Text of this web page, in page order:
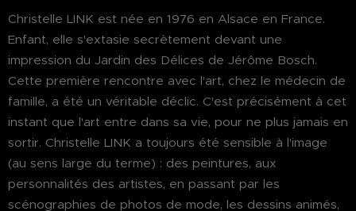
Christelle LINK est née en 1976 en Alsace en France.
Enfant, elle s'extasie secrètement devant une
impression du Jardin des Délices de Jérôme Bosch.
Cette première rencontre avec l'art, chez le médecin de
famille, a été un véritable déclic. C'est précisément à cet
instant que l'art entre dans sa vie, pour ne plus jamais en
sortir. Christelle LINK a toujours été sensible à l'image
(au sens large du terme) : des peintures, aux
personnalités des artistes, en passant par les
scénographies de photos de mode, les dessins animés,